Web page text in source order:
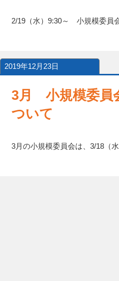
2/19（水）9:30～ 小規模委員
2019年12月23日
3月 小規模委員
ついて
3月の小規模委員会は、3/18（